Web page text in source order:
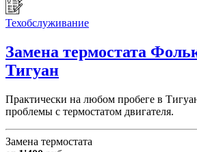
Техобслуживание
Замена термостата
Тигуан
Практически на любом пробеге в
проблемы с термостатом двигателя.
Замена термостата